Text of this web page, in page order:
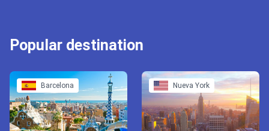
Popular destination
Barcelona Nueva York